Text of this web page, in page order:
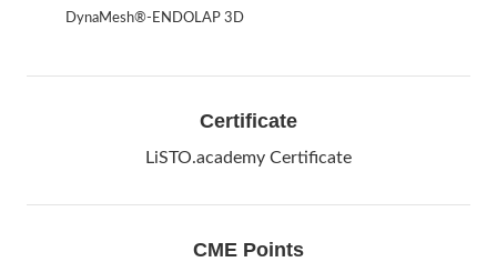
DynaMesh®-ENDOLAP 3D
Certificate
LiSTO.academy Certificate
CME Points